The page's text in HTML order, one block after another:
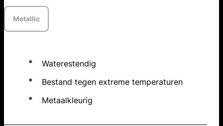
Metallic
Waterestendig
Bestand tegen extreme temperaturen
Metaalkleurig